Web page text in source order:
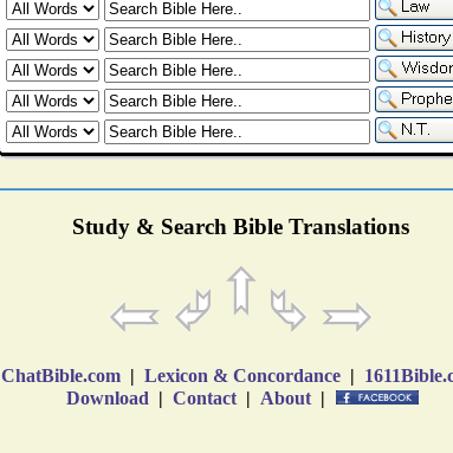
Study & Search Bible Translations
ChatBible.com | Lexicon & Concordance |
Download | Contact | About |